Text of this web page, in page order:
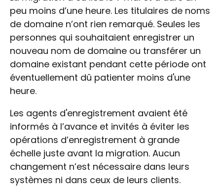
peu moins d’une heure. Les titulaires de noms
de domaine n’ont rien remarqué. Seules les
personnes qui souhaitaient enregistrer un
nouveau nom de domaine ou transférer un
domaine existant pendant cette période ont
éventuellement dû patienter moins d'une
heure.
Les agents d'enregistrement avaient été
informés à l’avance et invités à éviter les
opérations d’enregistrement à grande
échelle juste avant la migration. Aucun
changement n’est nécessaire dans leurs
systèmes ni dans ceux de leurs clients.